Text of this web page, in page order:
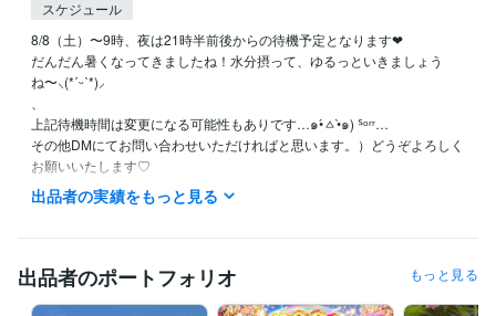
スケジュール
8/8（土）〜9時、夜は21時半前後からの待機予定となります❤︎
だんだん暑くなってきましたね！水分摂って、ゆるっといきましょう
ね〜⸜(*ˊᵕˋ*)⸝‬
上記待機時間は変更になる可能性もありです…๑•́ㅿ•̀๑) ᔆᵒʳʳ…
その他DMにてお問い合わせいただければと思います。）どうぞよろしく
お願いいたします♡
⭐️基本的には平日大体20時前後〜25時（前後する可能性あります）また
⭐️水曜は朝８時前後から断続的な待機予定となります
変更の場合もあるので→（DMでご確認くださきませ）
⭐️その他待機できるときはしております
出品者の実績をもっと見る
出品者のポートフォリオ もっと見る